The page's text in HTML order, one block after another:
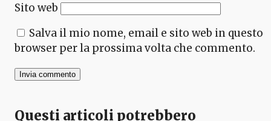
Sito web
Salva il mio nome, email e sito web in questo
browser per la prossima volta che commento.
Questi articoli potrebbero